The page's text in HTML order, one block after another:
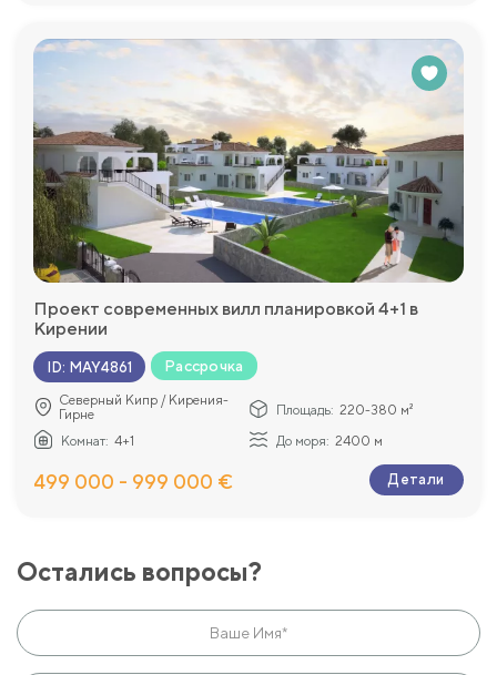
Проект современных вилл планировкой 4+1 в
Кирении
ID: MAY4861 Рассрочка
Северный Кипр / Кирения-
Гирне
Площадь: 220-380 м²
Комнат: 4+1 До моря: 2400 м
499 000 - 999 000 € Детали
Остались вопросы?